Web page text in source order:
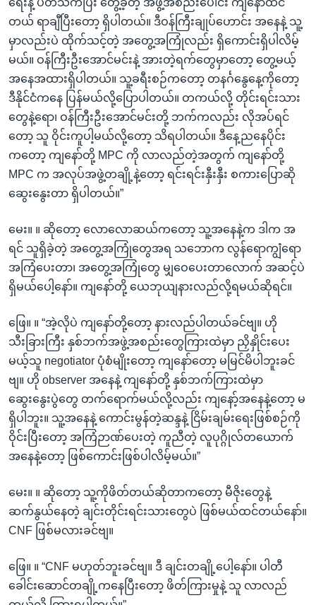
တယ် ရာချီပြီးတော့ ရှိပါတယ်။ ဒီဝန်ကြီးချုပ်ဟောင်း အနေနဲ့ သူ့
မှာလည်းပဲ ထိုက်သင့်တဲ့ အတွေ့အကြုံလည်း ရှိကောင်းရှိပါလိမ့်
မယ်။ ဝန်ကြီးဦးအောင်မင်းနဲ့ အားတဲ့ရက်တွေမှာတော့ တွေ့မယ့်
အနေအထားရှိပါတယ်။ သူ့ခရီးစဉ်ကတော့ တနင်္ဂနွေနေ့ကိုတော့
ဒီနိုင်ငံကနေ ပြန်မယ်လို့ပြောပါတယ်။ တကယ်လို့ တိုင်းရင်းသား
တွေနဲ့ရော၊ ဝန်ကြီးဦးအောင်မင်းတို့ ဘက်ကလည်း လိုအပ်ရင်
တော့ သူ ဝိုင်းကူပါ့မယ်လို့တော့ သိရပါတယ်။ ဒီနေ့ညနေပိုင်း
ကတော့ ကျနော်တို့ MPC ကို လာလည်တဲ့အတွက် ကျနော်တို့
MPC က အလုပ်အဖွဲ့တချို့နဲ့တော့ ရင်းရင်းနှီးနှီး စကားပြောဆို
ဆွေးနွေးတာ ရှိပါတယ်။”
မေး။ ။ ဆိုတော့ လောလောဆယ်ကတော့ သူ့အနေနဲ့က ဒါက အ
ရင် သူရှိခဲ့တဲ့ အတွေ့အကြုံတွေအရ သဘောက လွန်ရောကျွံရော
အကြံပေးတာ၊ အတွေ့အကြုံတွေ မျှဝေပေးတာလောက် အဆင့်ပဲ
ရှိမယ်ပေါ့နော်။ ကျနော်တို့ ယေဘုယျနားလည်လို့ရမယ်ဆိုရင်။
ဖြေ။ ။ “အဲ့လိုပဲ ကျနော်တို့တော့ နားလည်ပါတယ်ခင်ဗျ။ ဟို
သီးခြားကြီး နှစ်ဘက်အဖွဲ့အစည်းတွေကြားထဲမှာ ညှိနှိုင်းပေး
မယ့်သူ negotiator ပုံစံမျိုးတော့ ကျနော်တော့ မမြင်မိပါဘူးခင်
ဗျ။ ဟို observer အနေနဲ့ ကျနော်တို့ နှစ်ဘက်ကြားထဲမှာ
ဆွေးနွေးပွဲတွေ တက်ရောက်မယ်လို့လည်း ကျနော့်အနေနဲ့တော့ မ
ရှိပါဘူး။ သူ့အနေနဲ့ ကောင်းမွန်တဲ့ဆန္ဒနဲ့ ငြိမ်းချမ်းရေးဖြစ်စဉ်ကို
ဝိုင်းပြီးတော့ အကြံဉာဏ်ပေးတဲ့ ကူညီတဲ့ လူပုဂ္ဂိုလ်တယောက်
အနေနဲ့တော့ ဖြစ်ကောင်းဖြစ်ပါလိမ့်မယ်။”
မေး။ ။ ဆိုတော့ သူ့ကိုဖိတ်တယ်ဆိုတာကတော့ မီဇိုးတွေနဲ့
ဆက်နွယ်နေတဲ့ ချင်းတိုင်းရင်းသားတွေပဲ ဖြစ်မယ်ထင်တယ်နော်။
CNF ဖြစ်မလားခင်ဗျ။
ဖြေ။ ။ “CNF မဟုတ်ဘူးခင်ဗျ။ ဒီ ချင်းတချို့ပေါ့နော်။ ပါတီ
ခေါင်းဆောင်တချို့ကနေပြီးတော့ ဖိတ်ကြားမှုနဲ့ သူ လာလည်